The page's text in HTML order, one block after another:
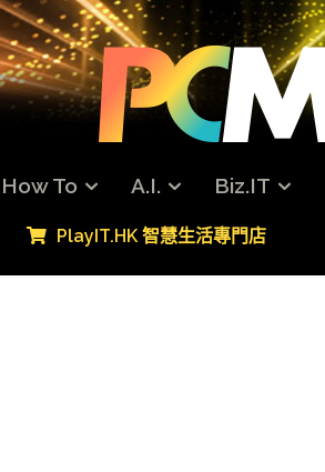
How To A.I. Biz.IT
PlayIT.HK 智慧生活專門店